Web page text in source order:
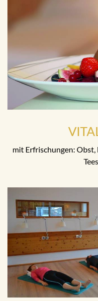
mit Erfrischungen: